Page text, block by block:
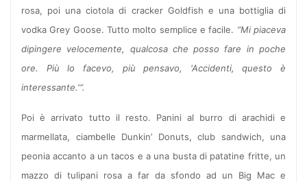
rosa, poi una ciotola di cracker Goldfish e una bottiglia di
vodka Grey Goose. Tutto molto semplice e facile. “Mi piaceva
dipingere velocemente, qualcosa che posso fare in poche
ore. Più lo facevo, più pensavo, 'Accidenti, questo è
interessante.'“.
Poi è arrivato tutto il resto. Panini al burro di arachidi e
marmellata, ciambelle Dunkin’ Donuts, club sandwich, una
peonia accanto a un tacos e a una busta di patatine fritte, un
mazzo di tulipani rosa a far da sfondo ad un Big Mac e